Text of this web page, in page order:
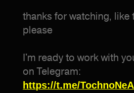
thanks for watching,
please
I'm ready to work with
on Telegram:
https://t.me/